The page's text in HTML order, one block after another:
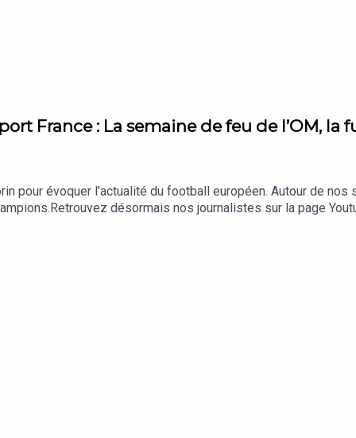
respectivement 16e et 17e de Premier League. Un match à
France : La semaine de feu de l’OM, la
pour évoquer l'actualité du football européen. Autour de
désormais nos journalistes sur la page